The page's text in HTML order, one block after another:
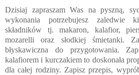
Dzisiaj zapraszam Was na pyszną,
wykonania potrzebujesz zaledwie
składników tj. makaron, kalafior,
mozarelli oraz słodkiej śmietanki.
błyskawiczna do przygotowania.
kalafiorem i kurczakiem to doskonała
dla całej rodziny. Zapisz przepis,